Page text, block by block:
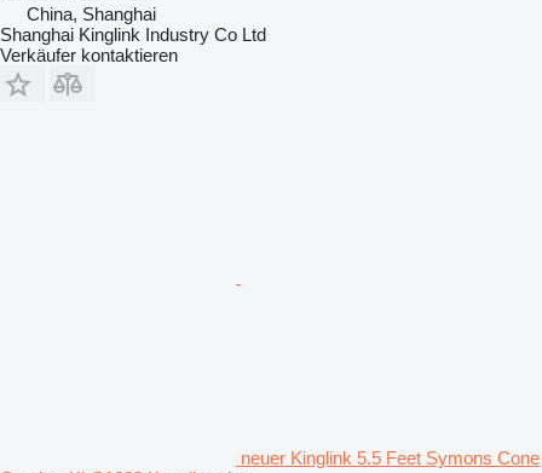
China, Shanghai
Shanghai Kinglink Industry Co Ltd
Verkäufer kontaktieren
neuer Kinglink 5.5 Feet Symons Cone